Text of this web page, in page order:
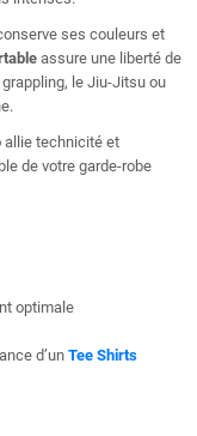
ses couleurs et
assure une liberté de
le Jiu-Jitsu ou
allie technicité et
de votre garde-robe
optimale
d’un Tee Shirts